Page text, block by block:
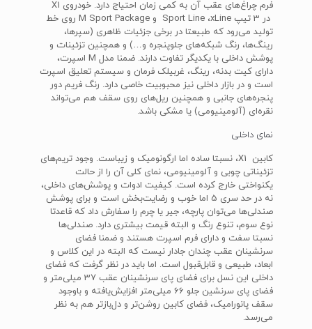
فرم چراغ‌های عقب‌ آن به کمی زمان احتیاج دارد. خودروی X1
در 3 تیپ Sport Line ‌،‌xLine و M Sport Package روی خط
تولید می‌رود که طبیعتا در برخی جزئیات ظاهری (سپرها،
رینگ‌ها، رنگ شبکه‌های جلوپنجره و‌…) و همچنین تزئینات و
پوشش داخلی با یکدیگر تفاوت دارند. ضمنا مدل M اسپرت،
دارای کیت بدنه‌، رینگ‌، غربیلک فرمان و سیستم تعلیق اسپرت
است و در بازار داخلی نیز محبوبیت خاصی دارد. رنگ فریم دور
پنجره‌های جانبی و همچنین ریل‌های روی سقف هم می‌تواند
نقره‌ای (آلومینیومی) یا مشکی باشد.
نمای داخلی
کابین X1، نسبتا ساده اما ارگونومیک و زیباست. وجود تریم‌های
تزئیناتی چوبی و آلومینیومی، نمای کلی آن را از حالت
یکنواختی خارج کرده است. کیفیت ادوات و پوشش‌های داخلی،
نه در حد سری 5 اما خوب و رضایت‌بخش است و برای پوشش
صندلی‌ها می‌توان پارچه‌، جیر یا چرم را سفارش داد که قاعدتا
نوع سوم، تنوع رنگ و البته قیمت بیشتری دارد. صندلی‌ها
نسبتا سفت و دارای فرم اسپرت هستند و ضمنا فضای
سرنشینان عقب چندان جادار نیست که البته در این کلاس و
ابعاد، طبیعی و قابل‌قبول است. اما باید در نظر گرفت که فضای
داخلی این نسل برای فضای پای سرنشینان عقب 37 میلی‌متر و
فضای پای سرنشین جلو 66 میلی‌متر افزایش‌یافته و باوجود
سقف پانورامیک، فضای کابین روشن‌تر و دل‌بازتر هم به نظر
می‌رسد.